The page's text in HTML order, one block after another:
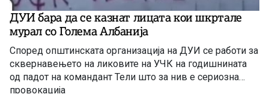
ДУИ бара да се казнат лицата кои шкртале
мурал со Голема Албанија
Според општинската организација на ДУИ се работи за
сквернавењето на ликовите на УЧК на годишнината
од падот на командант Тели што за нив е сериозна
провокација